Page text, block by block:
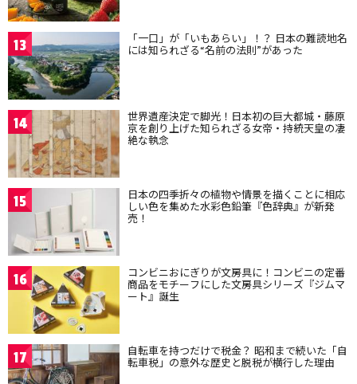
13 「一口」が「いもあらい」！？ 日本の難読地名
には知られざる“名前の法則”があった
14 世界遺産決定で脚光！日本初の巨大都城・藤原
京を創り上げた知られざる女帝・持統天皇の凄
絶な執念
15 日本の四季折々の植物や情景を描くことに相応
しい色を集めた水彩色鉛筆『色辞典』が新発
売！
16 コンビニおにぎりが文房具に！コンビニの定番
商品をモチーフにした文房具シリーズ『ジムマ
ート』誕生
17 自転車を持つだけで税金？ 昭和まで続いた「自
転車税」の意外な歴史と脱税が横行した理由